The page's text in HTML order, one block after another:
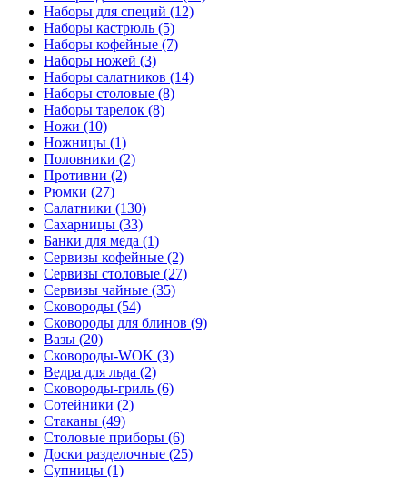
Наборы для специй (12)
Наборы кастрюль (5)
Наборы кофейные (7)
Наборы ножей (3)
Наборы салатников (14)
Наборы столовые (8)
Наборы тарелок (8)
Ножи (10)
Ножницы (1)
Половники (2)
Противни (2)
Рюмки (27)
Салатники (130)
Сахарницы (33)
Банки для меда (1)
Сервизы кофейные (2)
Сервизы столовые (27)
Сервизы чайные (35)
Сковороды (54)
Сковороды для блинов (9)
Вазы (20)
Сковороды-WOK (3)
Ведра для льда (2)
Сковороды-гриль (6)
Сотейники (2)
Стаканы (49)
Столовые приборы (6)
Доски разделочные (25)
Супницы (1)